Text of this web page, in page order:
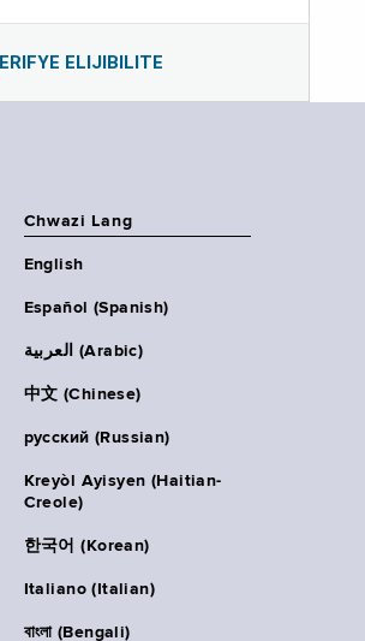
ELIJIBILITE
Chwazi Lang
English
Español (Spanish)
العربية (Arabic)
中文 (Chinese)
русский (Russian)
Kreyòl Ayisyen (Haitian-
Creole)
한국어 (Korean)
Italiano (Italian)
বাংলা (Bengali)